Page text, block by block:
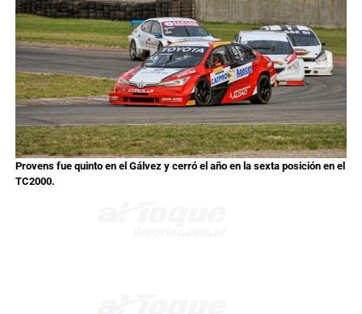
Provens fue quinto en el Gálvez y cerró el año en la sexta posición en el
TC2000.